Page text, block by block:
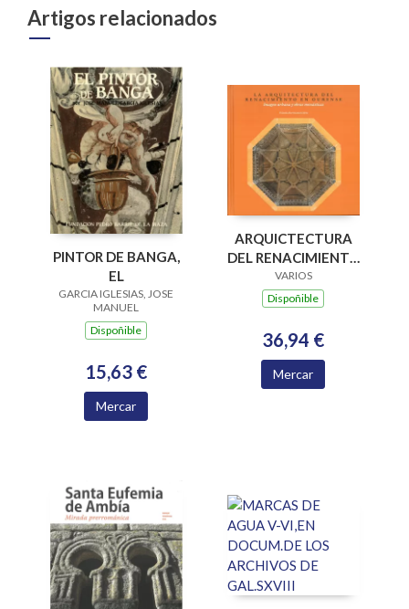
Artigos relacionados
PINTOR DE BANGA,
EL
GARCIA IGLESIAS, JOSE
MANUEL
Dispoñible
15,63 €
Mercar
ARQUICTECTURA
DEL RENACIMIENTO
EN OURENSE
(IMAGEN URBANA Y
MONASTICAS)
VARIOS
Dispoñible
36,94 €
Mercar